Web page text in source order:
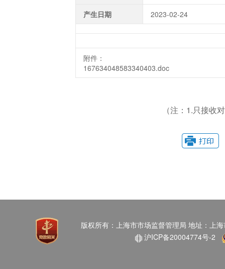
产生日期
2023-02-24
附件：
167634048583340403.doc
（注：1.只接收